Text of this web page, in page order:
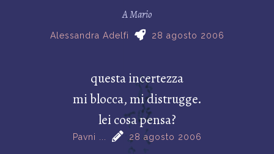
A Mario
Alessandra Adelfi 28 agosto 2006
questa incertezza
mi blocca, mi distrugge.
lei cosa pensa?
Pavni ... 28 agosto 2006